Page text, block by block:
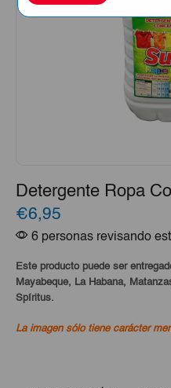
Detergente Ropa
€6,95
6 personas revisando
Este producto puede ser
Mayabeque, La Habana,
Spíritus.
La imagen sólo tiene carácter